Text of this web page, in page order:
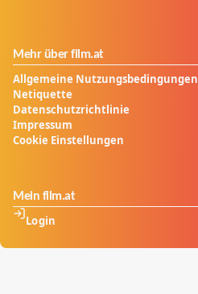
Mehr über film.at
Allgemeine Nutzungsbedingungen
Netiquette
Datenschutzrichtlinie
Impressum
Cookie Einstellungen
Mein film.at
Login